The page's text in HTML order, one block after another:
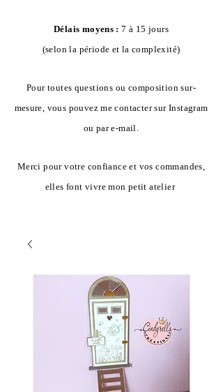
Délais moyens : 7 à 15 jours
(selon la période et la complexité)
Pour toutes questions ou composition sur-
mesure, vous pouvez me contacter sur Instagram
ou par e-mail.
Merci pour votre confiance et vos commandes,
elles font vivre mon petit atelier